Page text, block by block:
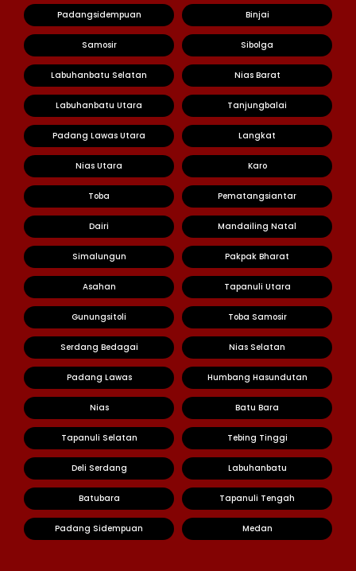
Padangsidempuan Binjai
Samosir Sibolga
Labuhanbatu Selatan Nias Barat
Labuhanbatu Utara Tanjungbalai
Padang Lawas Utara Langkat
Nias Utara Karo
Toba Pematangsiantar
Dairi Mandailing Natal
Simalungun Pakpak Bharat
Asahan Tapanuli Utara
Gunungsitoli Toba Samosir
Serdang Bedagai Nias Selatan
Padang Lawas Humbang Hasundutan
Nias Batu Bara
Tapanuli Selatan Tebing Tinggi
Deli Serdang Labuhanbatu
Batubara Tapanuli Tengah
Padang Sidempuan Medan